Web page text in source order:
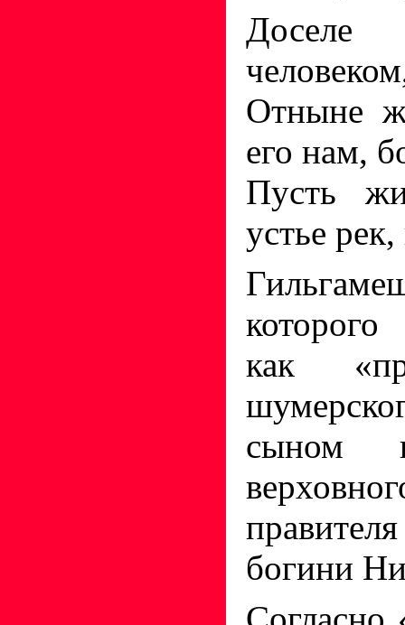
Отныне
его нам,
Пусть
устье
которого
как
сыном
богини